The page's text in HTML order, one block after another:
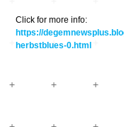
Click for more info:
https://
herbstblues-0.html